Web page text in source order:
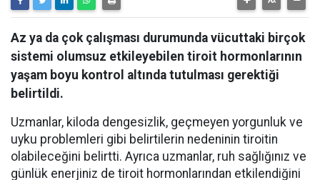
Az ya da çok çalışması durumunda vücuttaki birçok
sistemi olumsuz etkileyebilen tiroit hormonlarının
yaşam boyu kontrol altında tutulması gerektiği
belirtildi.
Uzmanlar, kiloda dengesizlik, geçmeyen yorgunluk ve
uyku problemleri gibi belirtilerin nedeninin tiroitin
olabileceğini belirtti. Ayrıca uzmanlar, ruh sağlığınız ve
günlük enerjiniz de tiroit hormonlarından etkilendiğini